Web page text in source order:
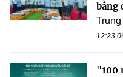
bằng
Trung
12:23
"100